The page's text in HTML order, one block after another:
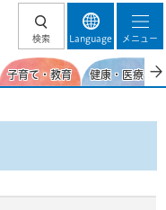
検索 Language メニュー
子育て・教育 健康・医療・